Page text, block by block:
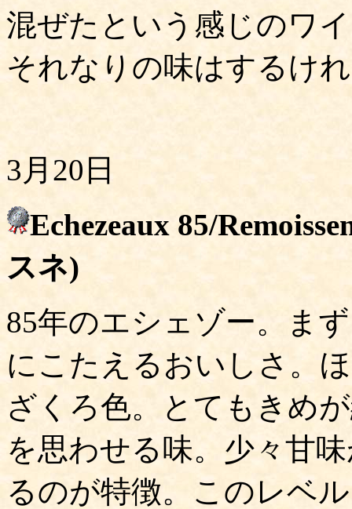
混ぜたという感じのワ
それなりの味はするけ
3月20日
Echezeaux 85/
スネ)
85年のエシェゾー。ま
にこたえるおいしさ。
ざくろ色。とてもきめ
を思わせる味。少々甘
るのが特徴。このレベ